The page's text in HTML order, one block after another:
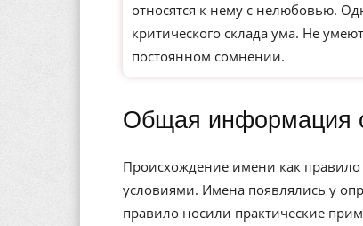
относятся к нему с нелюбовью.
критического склада ума. Не
постоянном сомнении.
Общая информация
Происхождение имени как
условиями. Имена появлялись у
правило носили практические